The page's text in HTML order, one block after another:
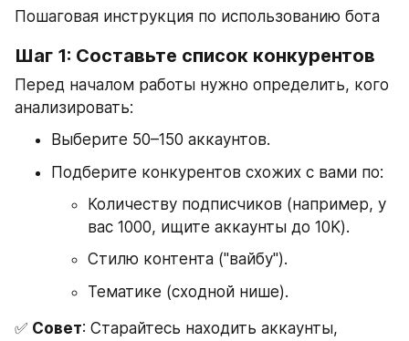
Пошаговая инструкция по использованию бота
Шаг 1: Составьте список конкурентов
Перед началом работы нужно определить, кого
анализировать:
Выберите 50–150 аккаунтов.
Подберите конкурентов схожих с вами по:
Количеству подписчиков (например, у
вас 1000, ищите аккаунты до 10K).
Стилю контента ("вайбу").
Тематике (сходной нише).
✅ Совет: Старайтесь находить аккаунты,